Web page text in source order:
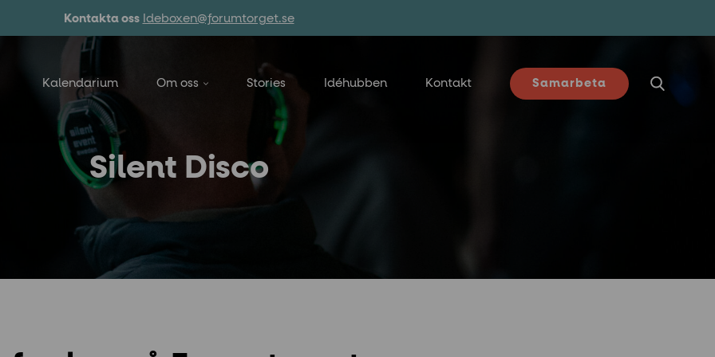
Kontakta oss Ideboxen@forumtorget.se
Kalendarium Om oss Stories Idéhubben Kontakt Samarbeta
Silent Disco